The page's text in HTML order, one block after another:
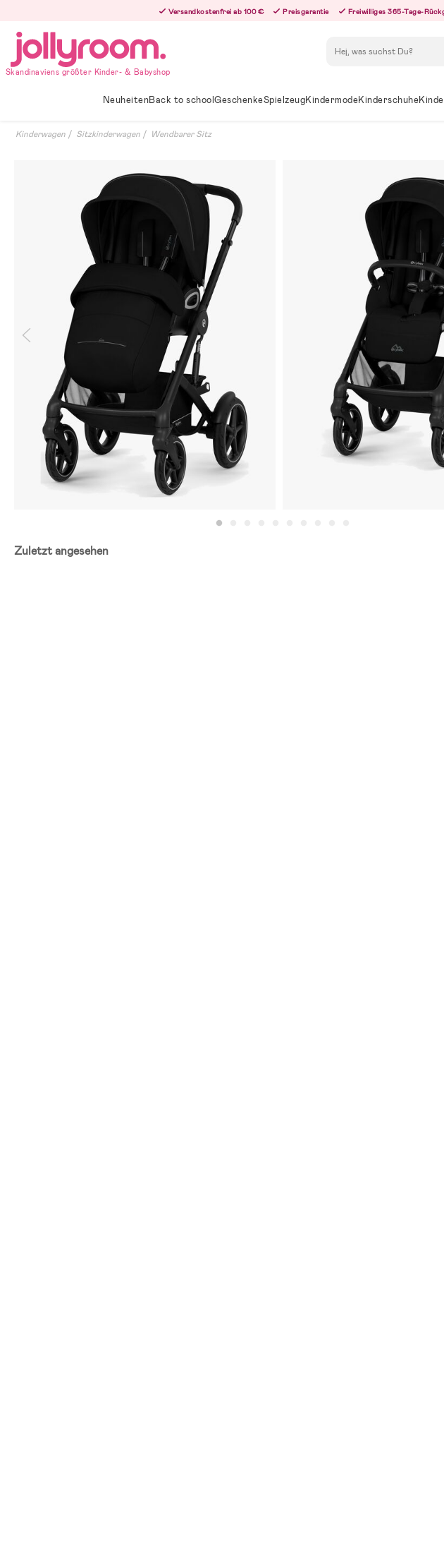
innehållet
Versandkostenfrei ab 100 € Preisgarantie Freiwilliges 365-Tage-
Skandinaviens größter Kinder- & Babyshop
NeuheitenBack to schoolGeschenkeSpielzeugKindermodeKinderschuhe
Kinderwagen Sitzkinderwagen Wendbarer Sitz
Zuletzt angesehen